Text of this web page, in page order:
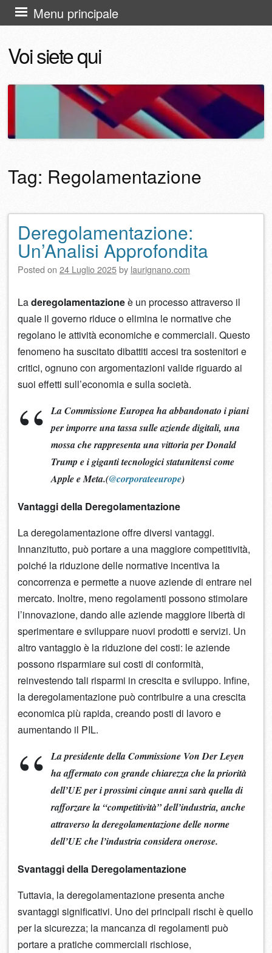
Voi siete qui
Menu principale
al
contenuto
Tag: Regolamentazione
Navigazione articolo
Deregolamentazione:
Un’Analisi Approfondita
Posted on 24 Luglio 2025by laurignano.com
Laderegolamentazioneè un processo attraverso il
quale il governo riduce o elimina le normative che
regolano le attività economiche e commerciali. Questo
fenomeno ha suscitato dibattiti accesi tra sostenitori e
critici, ognuno con argomentazioni valide riguardo ai
suoi effetti sull’economia e sulla società.
La Commissione Europea ha abbandonato i piani
per imporre una tassa sulle aziende digitali, una
mossa che rappresenta una vittoria per Donald
Trump e i giganti tecnologici statunitensi come
Apple e Meta.(@corporateeurope)
Vantaggi della Deregolamentazione
La deregolamentazione offre diversi vantaggi.
Innanzitutto, può portare a una maggiore competitività,
poiché la riduzione delle normative incentiva la
concorrenza e permette a nuove aziende di entrare nel
mercato. Inoltre, meno regolamenti possono stimolare
l’innovazione, dando alle aziende maggiore libertà di
sperimentare e sviluppare nuovi prodotti e servizi. Un
altro vantaggio è la riduzione dei costi: le aziende
possono risparmiare sui costi di conformità,
reinvestendo tali risparmi in crescita e sviluppo. Infine,
la deregolamentazione può contribuire a una crescita
economica più rapida, creando posti di lavoro e
aumentando il PIL.
La presidente della Commissione Von Der Leyen
ha affermato con grande chiarezza che la priorità
dell’UE per i prossimi cinque anni sarà quella di
rafforzare la “competitività” dell’industria, anche
attraverso la deregolamentazione delle norme
dell’UE che l’industria considera onerose.
Svantaggi della Deregolamentazione
Tuttavia, la deregolamentazione presenta anche
svantaggi significativi. Uno dei principali rischi è quello
per la sicurezza; la mancanza di regolamenti può
portare a pratiche commerciali rischiose,